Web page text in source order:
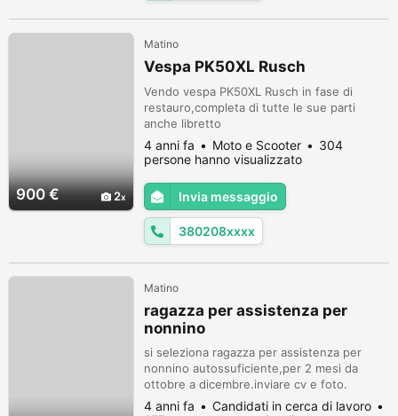
900 € 2
Matino
Vespa PK50XL Rusch
Vendo vespa PK50XL Rusch in fase di
restauro,completa di tutte le sue parti
anche libretto
4 anni fa Moto e Scooter
304
persone hanno visualizzato
Invia messaggio
380208xxxx
Matino
ragazza per assistenza per
nonnino
si seleziona ragazza per assistenza per
nonnino autossuficiente,per 2 mesi da
ottobre a dicembre.inviare cv e foto.
4 anni fa
Candidati in cerca di lavoro